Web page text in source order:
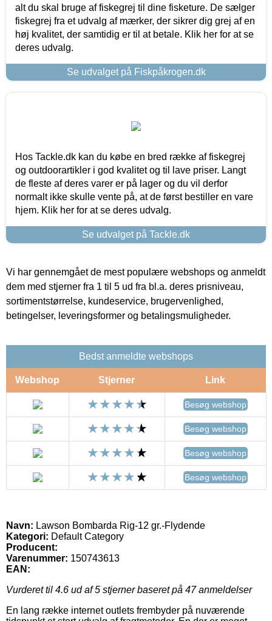
alt du skal bruge af fiskegrej til dine fisketure. De sælger
fiskegrej fra et udvalg af mærker, der sikrer dig grej af en
høj kvalitet, der samtidig er til at betale. Klik her for at se
deres udvalg.
Se udvalget på Fiskpåkrogen.dk
Hos Tackle.dk kan du købe en bred række af fiskegrej
og outdoorartikler i god kvalitet og til lave priser. Langt
de fleste af deres varer er på lager og du vil derfor
normalt ikke skulle vente på, at de først bestiller en vare
hjem. Klik her for at se deres udvalg.
Se udvalget på Tackle.dk
Vi har gennemgået de mest populære webshops og anmeldt
dem med stjerner fra 1 til 5 ud fra bl.a. deres prisniveau,
sortimentstørrelse, kundeservice, brugervenlighed,
betingelser, leveringsformer og betalingsmuligheder.
Bedst anmeldte webshops
Webshop Stjerner Link
Besøg webshop
Besøg webshop
Besøg webshop
Besøg webshop
Navn: Lawson Bombarda Rig-12 gr.-Flydende
Kategori: Default Category
Producent:
Varenummer: 150743613
EAN:
Vurderet til 4.6 ud af 5 stjerner baseret på 47anmeldelser
En lang række internet outlets frembyder på nuværende